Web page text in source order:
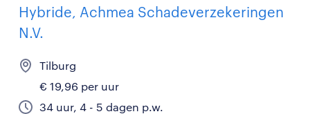
Hybride, Achmea Schadeverzekeringen
N.V.
Tilburg
€ 19,96 per uur
34 uur, 4 - 5 dagen p.w.